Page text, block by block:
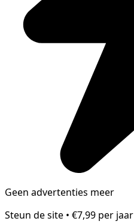
Geen advertenties meer
Steun de site • €7,99 per jaar